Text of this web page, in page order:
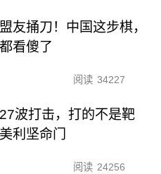
友捅刀！中国这步棋，
看傻了
阅读 34227
波打击，打的不是靶
利坚命门
阅读 24256